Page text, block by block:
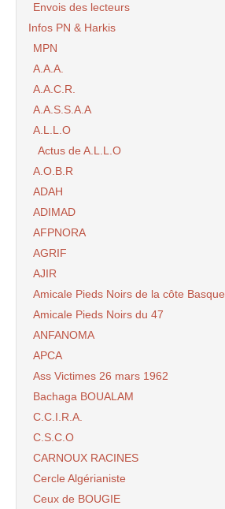
Envois des lecteurs
Infos PN & Harkis
MPN
A.A.A.
A.A.C.R.
A.A.S.S.A.A
A.L.L.O
Actus de A.L.L.O
A.O.B.R
ADAH
ADIMAD
AFPNORA
AGRIF
AJIR
Amicale Pieds Noirs de la côte Basque
Amicale Pieds Noirs du 47
ANFANOMA
APCA
Ass Victimes 26 mars 1962
Bachaga BOUALAM
C.C.I.R.A.
C.S.C.O
CARNOUX RACINES
Cercle Algérianiste
Ceux de BOUGIE